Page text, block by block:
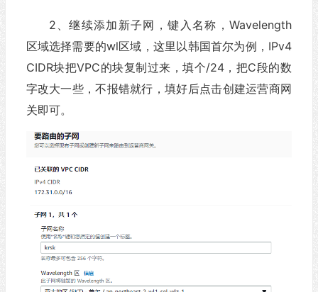
2、继续添加新子网，键入名称，Wavelength
区域选择需要的wl区域，这里以韩国首尔为例，IPv4
CIDR块把VPC的块复制过来，填个/24，把C段的数
字改大一些，不报错就行，填好后点击创建运营商网
关即可。